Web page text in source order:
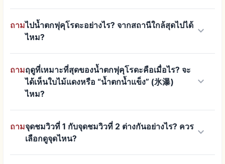
ถามไปน้ำตกฟุคุโรดะอย่างไร? จากสถานีใกล้สุดไปได้
ไหม?
keyboard_arrow_down
ถามฤดูที่เหมาะที่สุดของน้ำตกฟุคุโรดะคือเมื่อไร? จะ
ได้เห็นใบไม้แดงหรือ “น้ำตกน้ำแข็ง” (氷瀑)
ไหม?
keyboard_arrow_down
ถามจุดชมวิวที่ 1 กับจุดชมวิวที่ 2 ต่างกันอย่างไร? ควร
เลือกดูจุดไหน?
keyboard_arrow_down